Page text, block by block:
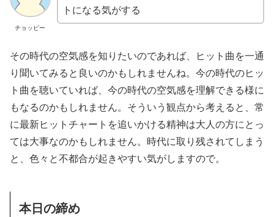
チョッピー
トになる気がする
その時代の空気感を知りたいのであれば、ヒット曲を一通
り聞いてみると良いのかもしれませんね。今の時代のヒッ
ト曲を聴いていれば、今の時代の空気感を理解できる様に
もなるのかもしれません。そういう観点から考えると、常
に最新ヒットチャートを追いかける精神は大人の方にとっ
ては大事なのかもしれません。時代に取り残されてしまう
と、色々と不都合が起きやすい気がしますので。
本日の締め